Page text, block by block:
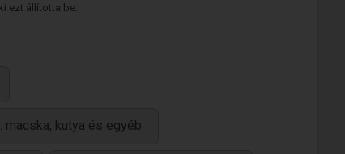
ezt állította be.
macska, kutya és egyéb